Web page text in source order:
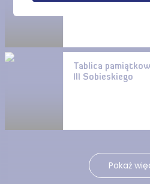
Tablica
III Sobieskiego
Pokaż